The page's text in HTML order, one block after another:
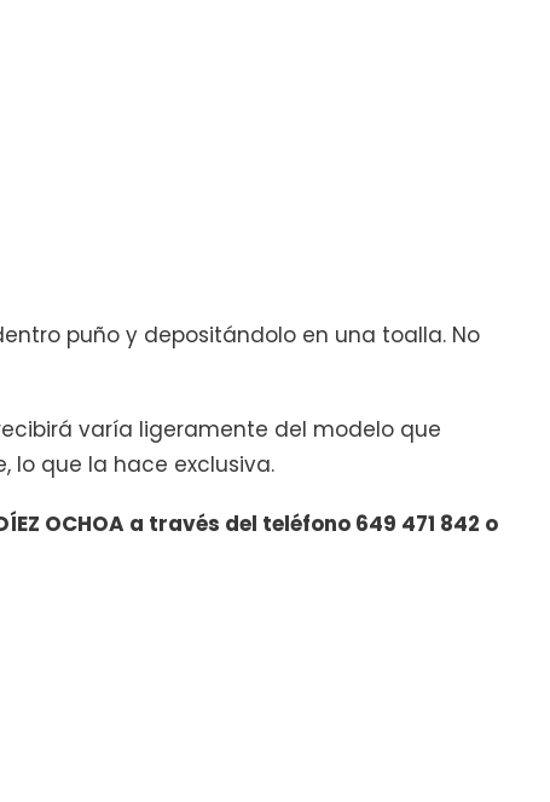
puño y depositándolo en una toalla. No
varía ligeramente del modelo que
lo que la hace exclusiva.
OCHOA a través del teléfono 649 471 842 o